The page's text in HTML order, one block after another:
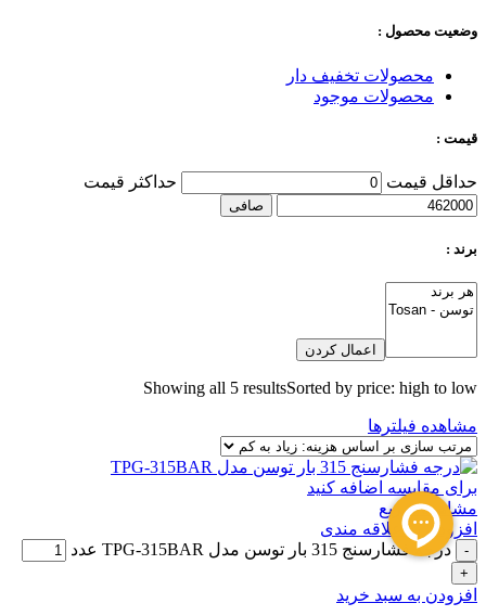
وضعیت محصول :
محصولات تخفیف دار
محصولات موجود
قیمت :
حداقل قیمت حداكثر قيمت
صافی
برند :
اعمال کردن
Showing all 5 resultsSorted by price: high to low
مشاهده فیلترها
برای مقایسه اضافه کنید
مشاهده سریع
افزودن به علاقه مندی
درجه فشارسنج 315 بار توسن مدل TPG-315BAR عدد
افزودن به سبد خرید